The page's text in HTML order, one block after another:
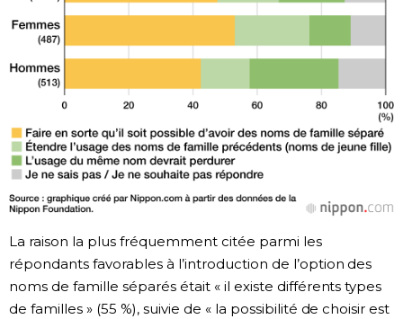
La raison la plus fréquemment citée parmi les
répondants favorables à l’introduction de l’option des
noms de famille séparés était « il existe différents types
de familles » (55 %), suivie de « la possibilité de choisir est